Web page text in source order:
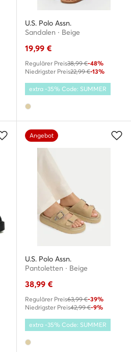
U.S. Polo Assn.
Sandalen · Beige
19,99 €
Regulärer Preis38,99 €-48%
Niedrigster Preis22,99 €-13%
extra -35% Code: SUMMER
Angebot
U.S. Polo Assn.
Pantoletten · Beige
38,99 €
Regulärer Preis63,99 €-39%
Niedrigster Preis42,99 €-9%
extra -35% Code: SUMMER